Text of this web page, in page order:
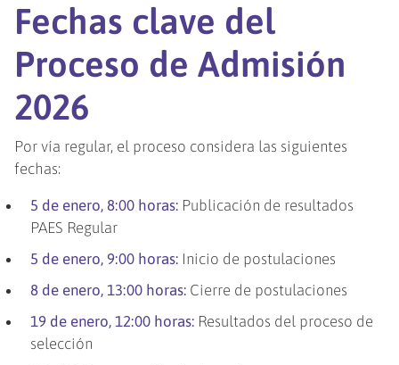
Fechas clave del
Proceso de Admisión
2026
Por vía regular, el proceso considera las siguientes
fechas:
5 de enero, 8:00 horas: Publicación de resultados
PAES Regular
5 de enero, 9:00 horas: Inicio de postulaciones
8 de enero, 13:00 horas: Cierre de postulaciones
19 de enero, 12:00 horas: Resultados del proceso de
selección